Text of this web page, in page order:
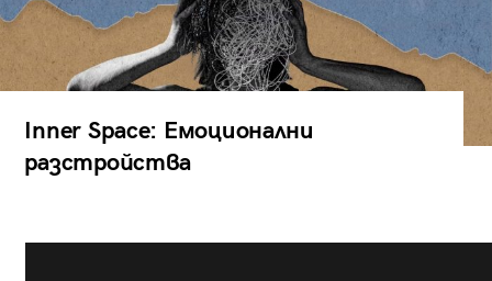
Inner Space: Емоционални
разстройства